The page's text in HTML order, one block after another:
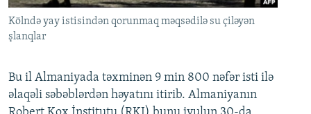
Kölndə yay istisindən qorunmaq məqsədilə su çiləyən
şlanqlar
Bu il Almaniyada təxminən 9 min 800 nəfər isti ilə
əlaqəli səbəblərdən həyatını itirib. Almaniyanın